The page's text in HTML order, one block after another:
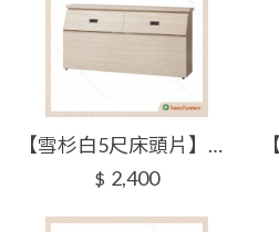
【雪杉白5尺床頭片】【2026-H205-5】【添興家具】
$ 2,400